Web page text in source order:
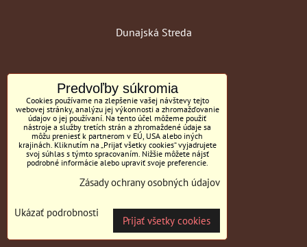
Dunajská Streda
Predvoľby súkromia
Cookies používame na zlepšenie vašej návštevy tejto
webovej stránky, analýzu jej výkonnosti a zhromažďovanie
údajov o jej používaní. Na tento účel môžeme použiť
nástroje a služby tretích strán a zhromaždené údaje sa
môžu preniesť k partnerom v EÚ, USA alebo iných
krajinách. Kliknutím na „Prijať všetky cookies“ vyjadrujete
svoj súhlas s týmto spracovaním. Nižšie môžete nájsť
podrobné informácie alebo upraviť svoje preferencie.
Zásady ochrany osobných údajov
Ukázať podrobnosti
Prijať všetky cookies